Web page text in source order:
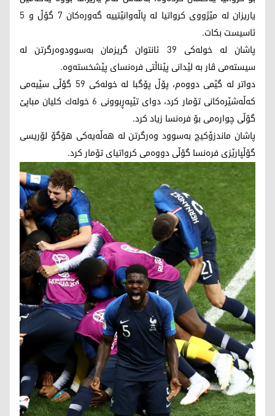
یاریزان له‌ مێژووی كرواتیا له‌ پاڵه‌وانێتییه‌ گه‌وره‌كان 7 گۆڵ و 5
ئاسیست بكات.
پاشان له‌ خوله‌كی 39 ئانتوان گریزمان به‌سوودوه‌رگرتن له‌
سیسته‌می ڤار به‌ لێدانی پێناڵتی فره‌نسای پێشخسته‌وه‌.
دواتر له‌ گێمی دووه‌م، پۆڵ پۆگبا له‌ خوله‌كی 59 گۆڵی سێیه‌می
كه‌ڵه‌شێره‌كانی تۆمار كرد، دوای تێپه‌ڕبوونی 6 خوله‌ك كلیان مباپێ
گۆڵی چواره‌می بۆ فره‌نسا زیاد كرد.
پاشان ماندزۆكیچ به‌سوود وه‌رگرتن له‌ هه‌ڵه‌یه‌كی هۆگۆ لۆریسی
گۆڵپارێزی فره‌نسا گۆڵی دووه‌می كرواتیای تۆمار كرد.